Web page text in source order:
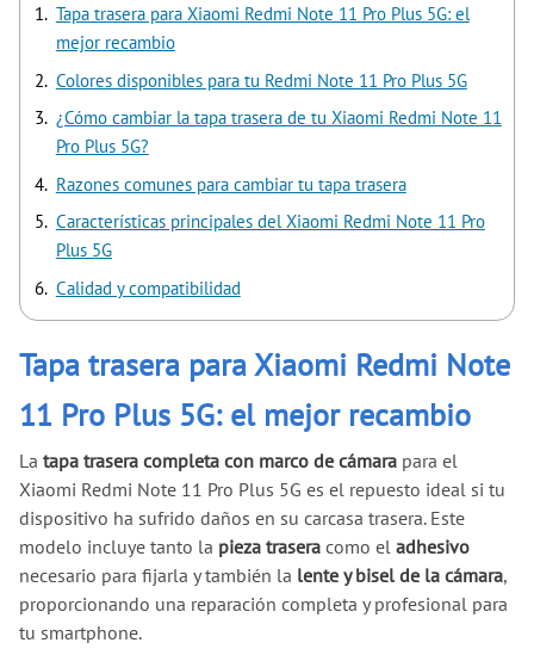
Tapa trasera para Xiaomi Redmi Note 11 Pro Plus 5G: el
mejor recambio
Colores disponibles para tu Redmi Note 11 Pro Plus 5G
¿Cómo cambiar la tapa trasera de tu Xiaomi Redmi Note 11
Pro Plus 5G?
Razones comunes para cambiar tu tapa trasera
Características principales del Xiaomi Redmi Note 11 Pro
Plus 5G
Calidad y compatibilidad
Tapa trasera para Xiaomi Redmi Note
11 Pro Plus 5G: el mejor recambio
La tapa trasera completa con marco de cámara para el
Xiaomi Redmi Note 11 Pro Plus 5G es el repuesto ideal si tu
dispositivo ha sufrido daños en su carcasa trasera. Este
modelo incluye tanto la pieza trasera como el adhesivo
necesario para fijarla y también la lente y bisel de la cámara,
proporcionando una reparación completa y profesional para
tu smartphone.